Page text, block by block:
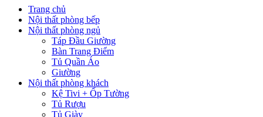
Trang chủ
Nội thất phòng bếp
Nội thất phòng ngủ
Táp Đầu Giường
Bàn Trang Điểm
Tủ Quần Áo
Giường
Nội thất phòng khách
Kệ Tivi + Ốp Tường
Tủ Rượu
Tủ Giày